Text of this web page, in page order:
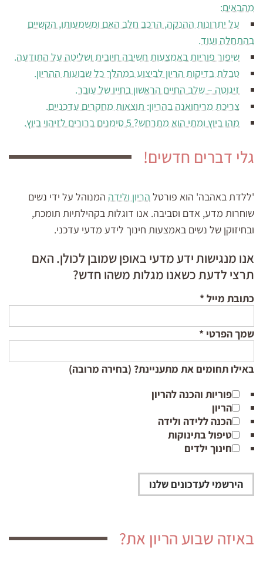
מהבאים:
על יתרונות ההנקה, הרכב חלב האם ומשמעותו, הקשיים
בהתחלה ועוד.
שיפור פוריות באמצעות חשיבה חיובית ושליטה על התודעה.
טבלת בדיקות הריון לביצוע במהלך כל שבועות ההריון.
זיגוטה – שלב החיים הראשון בחייו של עובר.
צריכת מריחואנה בהריון: תוצאות מחקרים עדכניים.
מהו ביוץ ומתי הוא מתרחש? 5 סימנים ברורים לזיהוי ביוץ.
גלי דברים חדשים!
'ללדת באהבה' הוא פורטל הריון ולידה המנוהל על ידי נשים
שוחרות מדע, אדם וסביבה. אנו דוגלות בקהילתיות תומכת,
ובחיזוקן של נשים באמצעות חינוך לידע מדעי עדכני.
אנו מנגישות ידע מדעי באופן שמובן לכולן. האם
תרצי לדעת כשאנו מגלות משהו חדש?
כתובת מייל*
שמך הפרטי *
באילו תחומים את מתעניינת? (בחירה מרובה)
פוריות והכנה להריון
הריון
הכנה ללידה ולידה
טיפול בתינוקות
חינוך ילדים
באיזה שבוע הריון את?